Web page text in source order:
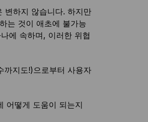
변하지 않습니다. 하지만
는 것이 애초에 불가능
에 속하며, 이러한 위협
까지도!)으로부터 사용자
어떻게 도움이 되는지